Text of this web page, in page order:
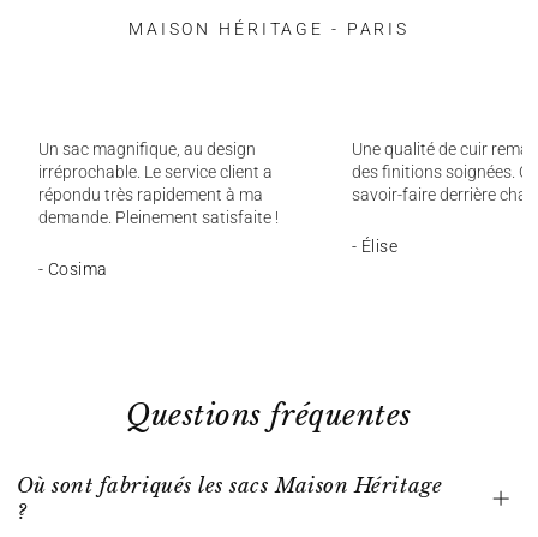
MAISON HÉRITAGE - PARIS
Un sac magnifique, au design
irréprochable. Le service client a
répondu très rapidement à ma
demande. Pleinement satisfaite !
- Cosima
Une qualité de cuir
des finitions soignées.
savoir-faire derrière
- Élise
Questions fréquentes
Où sont fabriqués les sacs Maison Héritage
?